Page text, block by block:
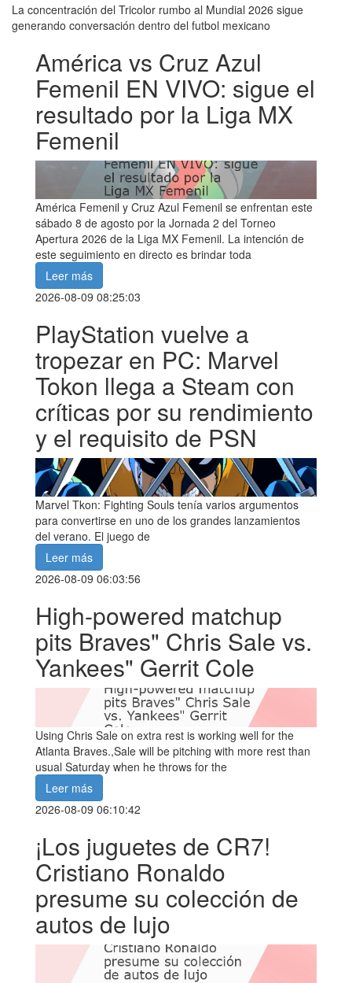
La concentración del Tricolor rumbo al Mundial 2026 sigue
generando conversación dentro del futbol mexicano
América vs Cruz Azul
Femenil EN VIVO: sigue el
resultado por la Liga MX
Femenil
América Femenil y Cruz Azul Femenil se enfrentan este
sábado 8 de agosto por la Jornada 2 del Torneo
Apertura 2026 de la Liga MX Femenil. La intención de
este seguimiento en directo es brindar toda
Leer más
2026-08-09 08:25:03
PlayStation vuelve a
tropezar en PC: Marvel
Tokon llega a Steam con
críticas por su rendimiento
y el requisito de PSN
Marvel Tkon: Fighting Souls tenía varios argumentos
para convertirse en uno de los grandes lanzamientos
del verano. El juego de
Leer más
2026-08-09 06:03:56
High-powered matchup
pits Braves" Chris Sale vs.
Yankees" Gerrit Cole
Using Chris Sale on extra rest is working well for the
Atlanta Braves.,Sale will be pitching with more rest than
usual Saturday when he throws for the
Leer más
2026-08-09 06:10:42
¡Los juguetes de CR7!
Cristiano Ronaldo
presume su colección de
autos de lujo